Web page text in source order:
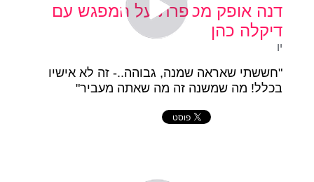
דנה אופק מספרת על המפגש עם
דיקלה כהן
יו
"חששתי שאראה שמנה, גבוהה..- זה לא אישיו
בכלל! מה שמשנה זה מה שאתה מעביר"